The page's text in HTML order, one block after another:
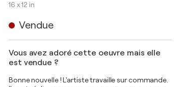
16 x 12 in
Vendue
Vous avez adoré cette oeuvre mais elle
est vendue ?
Bonne nouvelle ! L'artiste travaille sur commande.